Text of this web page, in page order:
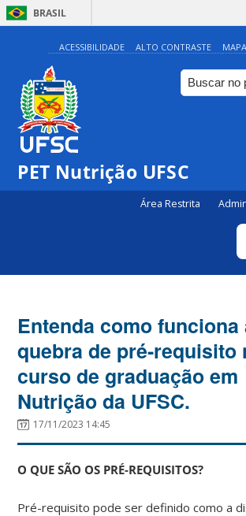
BRASIL
ACESSIBILIDADE ALTO CONTRASTE
PET Nutrição UFSC
Área Restrita
Entenda como funciona
quebra de pré-requisito
curso de graduação em
Nutrição da UFSC.
17/11/2023 14:45
O QUE SÃO OS PRÉ-REQUISITOS?
Pré-requisito pode ser definido como a